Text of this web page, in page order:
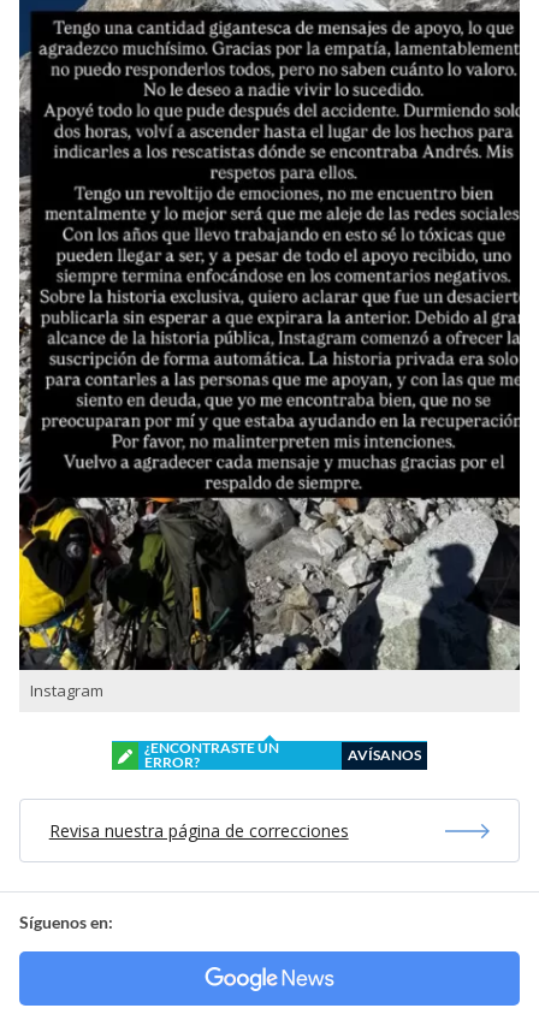
Instagram
¿ENCONTRASTE UN
ERROR?
AVÍSANOS
Revisa nuestra página de correcciones
Síguenos en: